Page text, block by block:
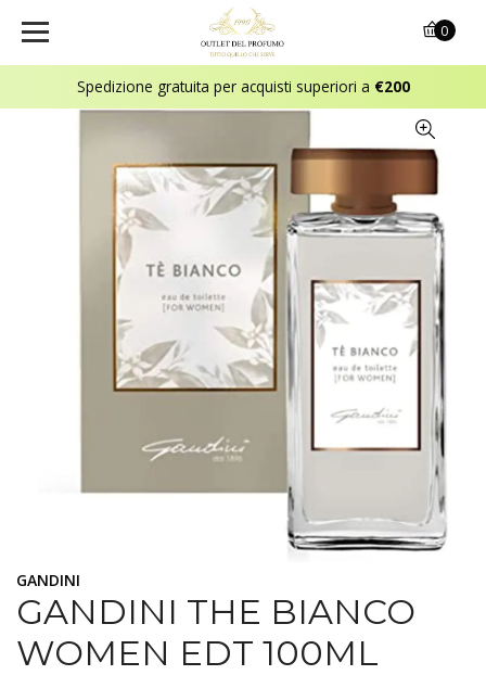
Spedizione gratuita per acquisti superiori a €200
0
GANDINI
GANDINI THE BIANCO
WOMEN EDT 100ML